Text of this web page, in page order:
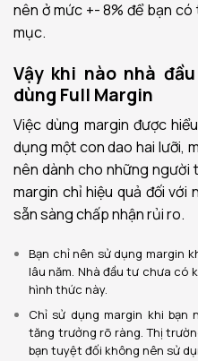
nên ở mức +- 8% để bạn
mục.
Vậy khi nào nhà
dùng Full Margin
Việc dùng margin được
dụng một con dao hai lưỡi,
nên dành cho những người
margin chỉ hiệu quả đối với
sẵn sàng chấp nhận rủi ro.
Bạn chỉ nên sử dụng margin
lâu năm. Nhà đầu tư chưa có
hình thức này.
Chỉ sử dụng margin khi
tăng trưởng rõ ràng. Thị
bạn tuyệt đối không nên sử